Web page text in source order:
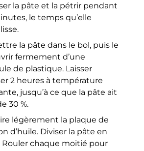
la pâte et la pétrir pendant
le temps qu’elle
la pâte dans le bol, puis le
fermement d’une
de plastique. Laisser
2 heures à température
jusqu’à ce que la pâte ait
30 %.
légèrement la plaque de
d’huile. Diviser la pâte en
Rouler chaque moitié pour